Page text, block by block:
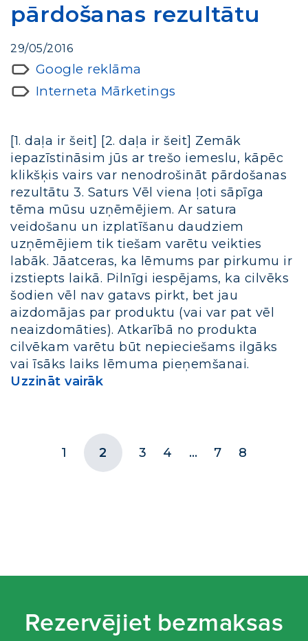
pārdošanas rezultātu
29/05/2016
Google reklāma
Interneta Mārketings
[1. daļa ir šeit] [2. daļa ir šeit] Zemāk
iepazīstināsim jūs ar trešo iemeslu, kāpēc
klikšķis vairs var nenodrošināt pārdošanas
rezultātu 3. Saturs Vēl viena ļoti sāpīga
tēma mūsu uzņēmējiem. Ar satura
veidošanu un izplatīšanu daudziem
uzņēmējiem tik tiešam varētu veikties
labāk. Jāatceras, ka lēmums par pirkumu ir
izstiepts laikā. Pilnīgi iespējams, ka cilvēks
šodien vēl nav gatavs pirkt, bet jau
aizdomājas par produktu (vai var pat vēl
neaizdomāties). Atkarībā no produkta
cilvēkam varētu būt nepieciešams ilgāks
vai īsāks laiks lēmuma pieņemšanai.
Uzzināt vairāk
1 2 3 4 … 7 8
Rezervējiet bezmaksas